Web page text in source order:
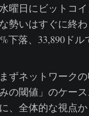
曜日にビットコ
勢いはすぐに終
下落、33,890ドル
ずネットワーク
の閾値」のケー
、全体的な視点